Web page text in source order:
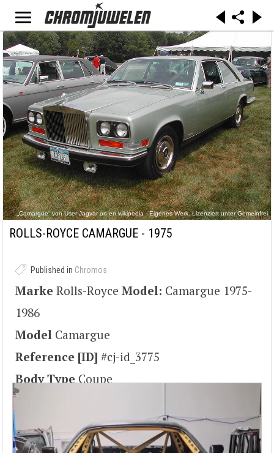
„Camargue“ von User Jagvar on en.wikipedia - Eigenes Werk. Lizenziert unter Gemeinfrei
über Wikimedia Commons -
ROLLS-ROYCE CAMARGUE - 1975
Published in Chromos
Marke Rolls-Royce Model: Camargue 1975-
1986
Model Camargue
Reference [ID] #cj-id_3775
Body Type Coupe